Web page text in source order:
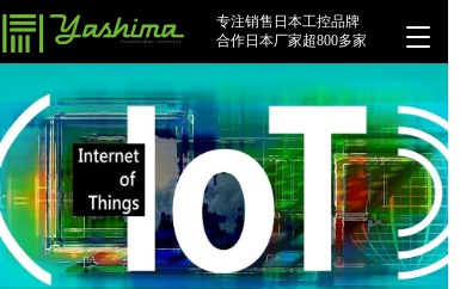
T
o
g
l
e
n
a
v
i
g
专注销售日本工控品牌
合作日本厂家超800多家